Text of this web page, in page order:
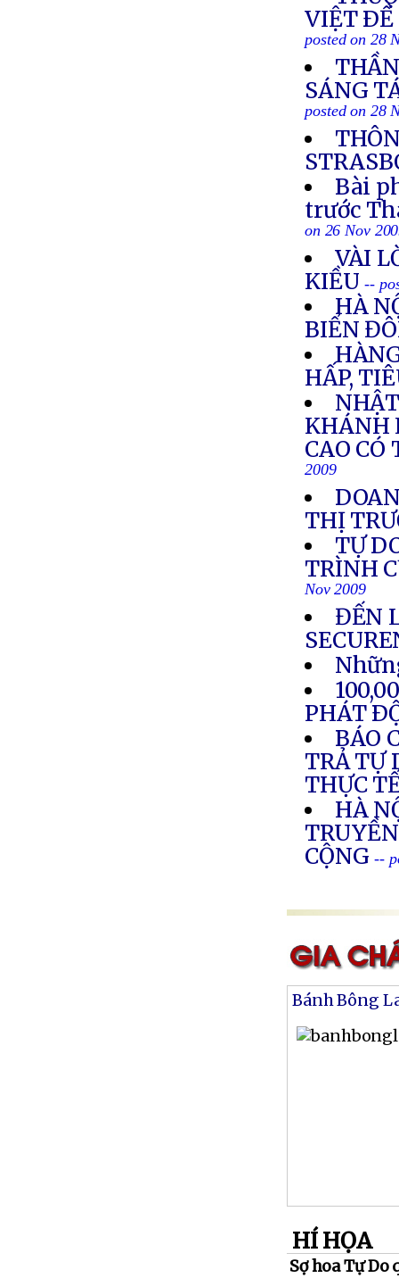
VIỆT ÐỀ
posted on 28
SÁNG
posted on 28
Bài
trước
on 26 Nov
VÀI
KIỀU--
HÀ
BIỂN
HẤP,
KHÁNH
CAO
2009
THỊ
TỰ
TRÌNH
Nov 2009
ĐẾN
PHÁT
BÁO
TRẢ TỰ
THỰC
HÀ
CỘNG--
Bánh Bông
HÍ HỌA
Sợ hoa Tự Do